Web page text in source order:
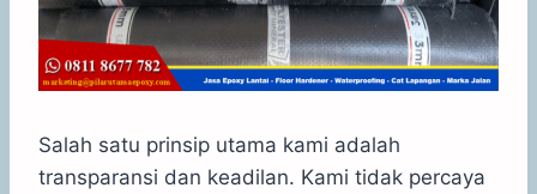
Salah satu prinsip utama kami adalah
transparansi dan keadilan. Kami tidak percaya